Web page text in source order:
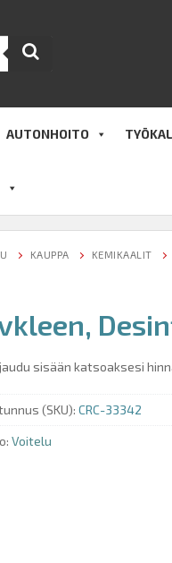
AUTONHOITO
KAUPPA KEMIKAALIT
sisään katsoaksesi
(SKU): CRC-33342
Voitelu